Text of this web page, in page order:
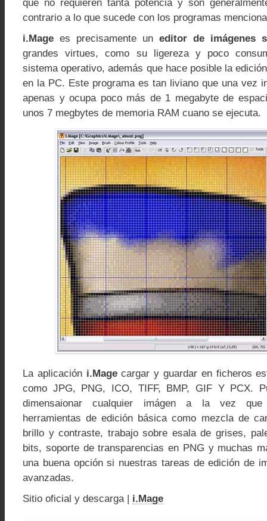
que no requieren tanta potencia y son
contrario a lo que sucede con los programas
i.Mage es precisamente un editor de imágenes
grandes virtues, como su ligereza y poco
sistema operativo, además que hace posible la
en la PC. Este programa es tan liviano que una vez
apenas y ocupa poco más de 1 megabyte de
unos 7 megbytes de memoria RAM cuano se ejecuta.
La aplicacióni.Magecargar y guardar en ficheros
como JPG, PNG, ICO, TIFF, BMP, GIF Y PCX.
dimensaionar cualquier imágen a la vez que
herramientas de edición básica como mezcla de
brillo y contraste, trabajo sobre esala de grises,
bits, soporte de transparencias en PNG y muchas
una buena opción si nuestras tareas de edición de
avanzadas.
Sitio oficial y descarga | i.Mage